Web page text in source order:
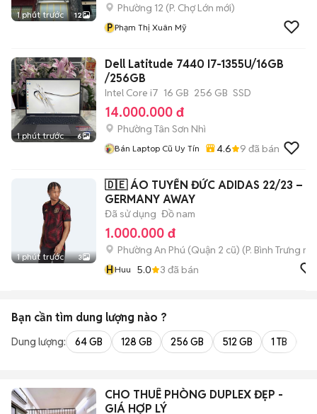
1 phút trước 12
Phường 12 (P. Chợ Lớn mới)
P Phạm Thị Xuân Mỹ
1 phút trước 6
Dell Latitude 7440 I7-1355U/16GB
/256GB
Intel Core i7 16 GB 256 GB SSD
14.000.000 đ
Phường Tân Sơn Nhì
Bán Laptop Cũ Uy Tín 4.6 9 đã bán
1 phút trước 3
🇩🇪 ÁO TUYỂN ĐỨC ADIDAS 22/23 –
GERMANY AWAY
Đã sử dụng Đồ nam
1.000.000 đ
Phường An Phú (Quận 2 cũ) (P. Bình Trưng
HHuu 5.0 3 đã bán
Bạn cần tìm dung lượng nào ?
Dung lượng: 64 GB 128 GB 256 GB 512 GB 1 TB
CHO THUÊ PHÒNG DUPLEX ĐẸP -
GIÁ HỢP LÝ